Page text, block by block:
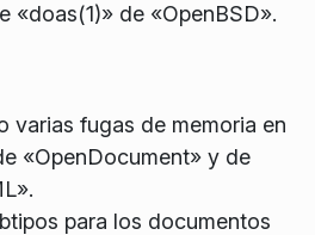
«doas(1)» de «OpenBSD».
varias fugas de memoria en
«OpenDocument» y de
para los documentos